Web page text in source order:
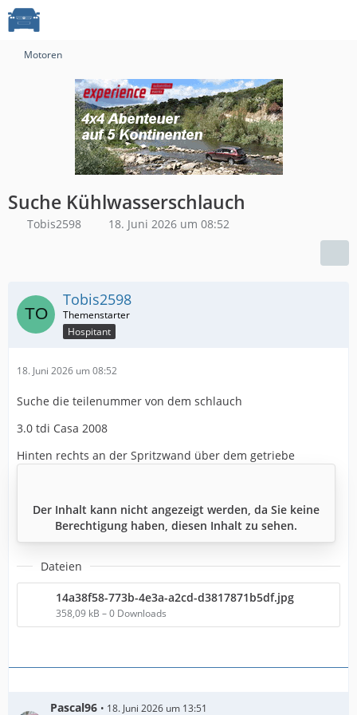
Motoren
Suche Kühlwasserschlauch
Tobis2598 18. Juni 2026 um 08:52
Tobis2598
Hospitant
18. Juni 2026 um 08:52
Suche die teilenummer von dem schlauch
3.0 tdi Casa 2008
Hinten rechts an der Spritzwand über dem getriebe
Der Inhalt kann nicht angezeigt werden, da Sie keine
Berechtigung haben, diesen Inhalt zu sehen.
Dateien
14a38f58-773b-4e3a-a2cd-d3817871b5df.jpg
358,09 kB – 0 Downloads
Pascal96 18. Juni 2026 um 13:51